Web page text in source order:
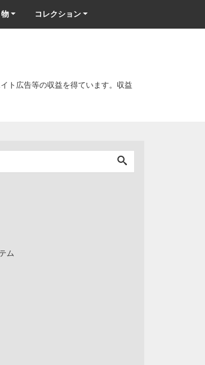
コレクション
ト広告等の収益を得ています。収益
ム